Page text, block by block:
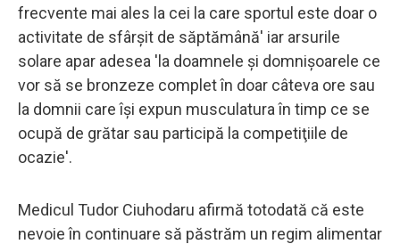
frecvente mai ales la cei la care sportul este doar o
activitate de sfârşit de săptămână' iar arsurile
solare apar adesea 'la doamnele şi domnişoarele ce
vor să se bronzeze complet în doar câteva ore sau
la domnii care îşi expun musculatura în timp ce se
ocupă de grătar sau participă la competiţiile de
ocazie'.
Medicul Tudor Ciuhodaru afirmă totodată că este
nevoie în continuare să păstrăm un regim alimentar